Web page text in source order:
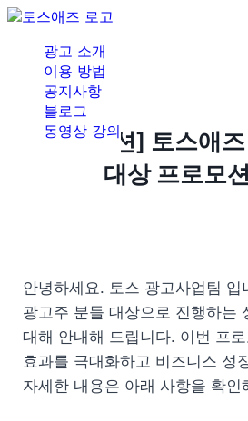
광고 소개
이용 방법
공지사항
블로그
동영상 강의
[프로모션] 토스애
대상 프로모
안녕하세요. 토스 광고사업팀 입
광고주 분들 대상으로 진행하는
대해 안내해 드립니다. 이번 프
효과를 극대화하고 비즈니스 성
자세한 내용은 아래 사항을 확인